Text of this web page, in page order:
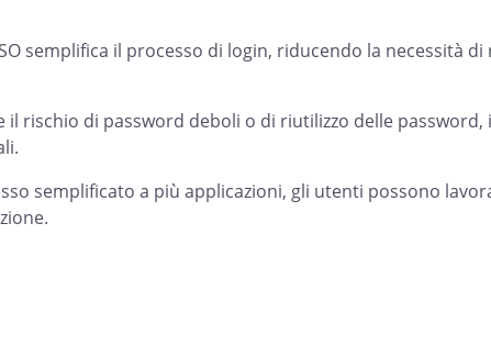
semplifica il processo di login, riducendo la necessità
il rischio di password deboli o di riutilizzo delle
semplificato a più applicazioni, gli utenti possono